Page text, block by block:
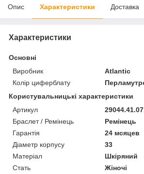
Опис Характеристики Доставка
Характеристики
Основні
Виробник
Atlantic
Колір циферблату
Користувальницькі характеристики
Артикул
Браслет / Ремінець
Ремінець
Гарантія
24 мсяцев
Діаметр корпусу
33
Матеріал
Шкіряний
Стать
Жіночі